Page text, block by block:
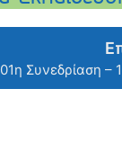
01η Συνεδρίαση –